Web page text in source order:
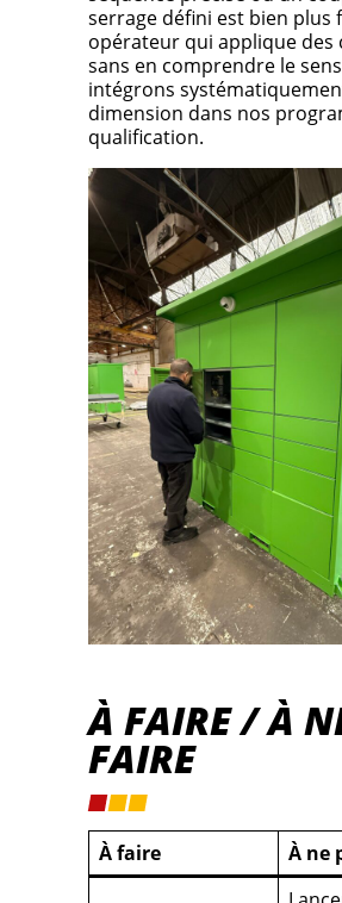
serrage défini est bien plus
opérateur qui applique des
sans en comprendre le
intégrons
dimension dans nos
qualification.
À FAIRE / À
FAIRE
À faire
À ne